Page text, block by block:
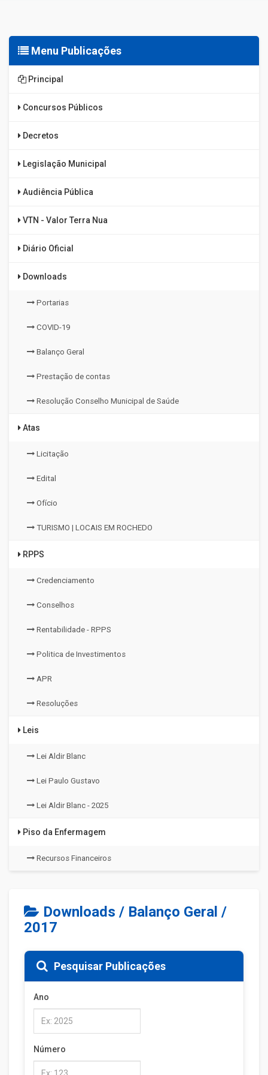
Menu Publicações
Principal
Concursos Públicos
Decretos
Legislação Municipal
Audiência Pública
VTN - Valor Terra Nua
Diário Oficial
Downloads
Portarias
COVID-19
Balanço Geral
Prestação de contas
Resolução Conselho Municipal de Saúde
Atas
Licitação
Edital
Ofício
TURISMO | LOCAIS EM ROCHEDO
RPPS
Credenciamento
Conselhos
Rentabilidade - RPPS
Politica de Investimentos
APR
Resoluções
Leis
Lei Aldir Blanc
Lei Paulo Gustavo
Lei Aldir Blanc - 2025
Piso da Enfermagem
Recursos Financeiros
Downloads / Balanço Geral /
2017
Pesquisar Publicações
Ano
Número